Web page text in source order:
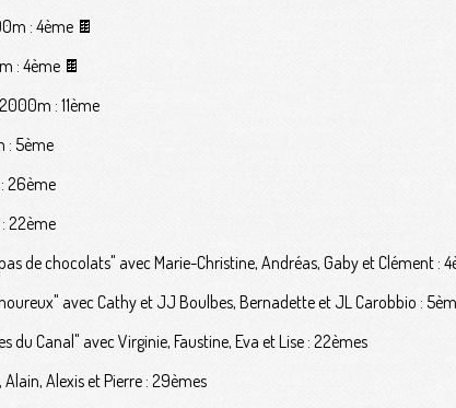
: 4ème 🍫
: 4ème 🍫
: 11ème
: 5ème
26ème
22ème
de chocolats" avec Marie-Christine, Andréas, Gaby et Clément :
avec Cathy et JJ Boulbes, Bernadette et JL Carobbio :
du Canal" avec Virginie, Faustine, Eva et Lise : 22èmes
Alexis et Pierre : 29èmes